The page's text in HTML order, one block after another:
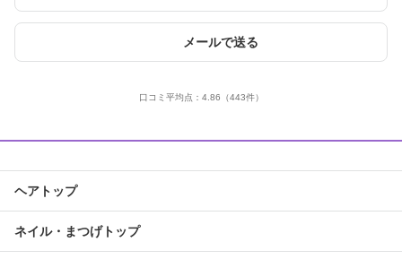
メールで送る
口コミ平均点： 4.86 （443件）
ヘアトップ
ネイル・まつげトップ